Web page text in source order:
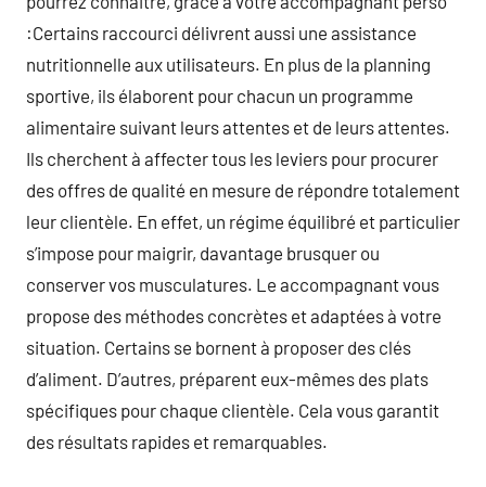
:Certains raccourci délivrent aussi une assistance
nutritionnelle aux utilisateurs. En plus de la planning
sportive, ils élaborent pour chacun un programme
alimentaire suivant leurs attentes et de leurs attentes.
Ils cherchent à affecter tous les leviers pour procurer
des offres de qualité en mesure de répondre totalement
leur clientèle. En effet, un régime équilibré et particulier
s’impose pour maigrir, davantage brusquer ou
conserver vos musculatures. Le accompagnant vous
propose des méthodes concrètes et adaptées à votre
situation. Certains se bornent à proposer des clés
d’aliment. D’autres, préparent eux-mêmes des plats
spécifiques pour chaque clientèle. Cela vous garantit
des résultats rapides et remarquables.